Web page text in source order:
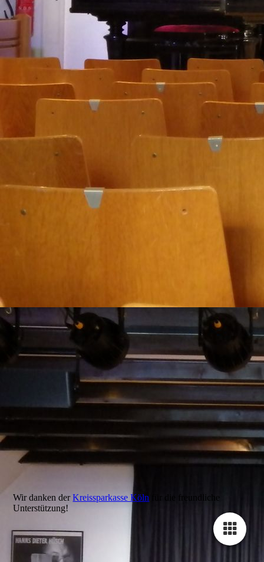
Wir danken derKreissparkasse Köln für die freundliche
Unterstützung!